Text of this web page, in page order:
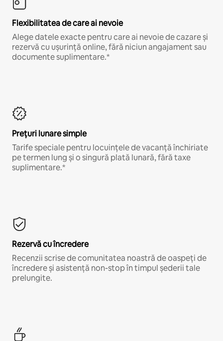
Flexibilitatea de care ai nevoie
Alege datele exacte pentru care ai nevoie de cazare și
rezervă cu ușurință online, fără niciun angajament sau
documente suplimentare.*
Prețuri lunare simple
Tarife speciale pentru locuințele de vacanță închiriate
pe termen lung și o singură plată lunară, fără taxe
suplimentare.*
Rezervă cu încredere
Recenzii scrise de comunitatea noastră de oaspeți de
încredere și asistență non-stop în timpul șederii tale
prelungite.